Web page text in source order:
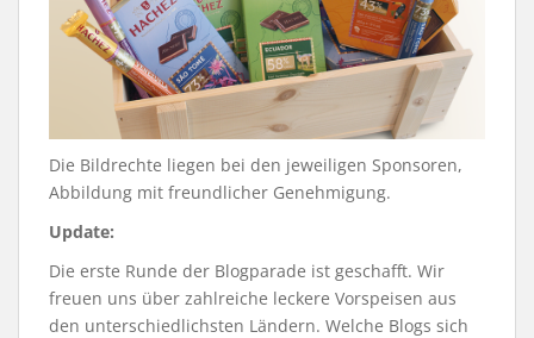
Die Bildrechte liegen bei den jeweiligen Sponsoren,
Abbildung mit freundlicher Genehmigung.
Update:
Die erste Runde der Blogparade ist geschafft. Wir
freuen uns über zahlreiche leckere Vorspeisen aus
den unterschiedlichsten Ländern. Welche Blogs sich